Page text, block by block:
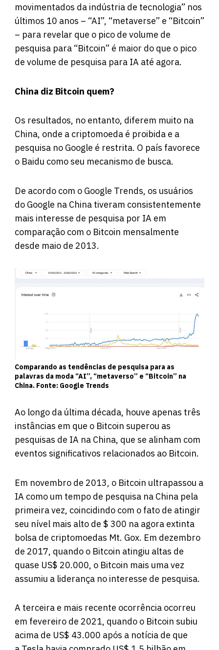
movimentados da indústria de tecnologia” nos
últimos 10 anos – “AI”, “metaverse” e “Bitcoin”
– para revelar que o pico de volume de
pesquisa para “Bitcoin” é maior do que o pico
de volume de pesquisa para IA até agora.
China diz Bitcoin quem?
Os resultados, no entanto, diferem muito na
China, onde a criptomoeda é proibida e a
pesquisa no Google é restrita. O país favorece
o Baidu como seu mecanismo de busca.
De acordo com o Google Trends, os usuários
do Google na China tiveram consistentemente
mais interesse de pesquisa por IA em
comparação com o Bitcoin mensalmente
desde maio de 2013.
Comparando as tendências de pesquisa para as
palavras da moda “AI”, “metaverso” e “Bitcoin” na
China. Fonte: Google Trends
Ao longo da última década, houve apenas três
instâncias em que o Bitcoin superou as
pesquisas de IA na China, que se alinham com
eventos significativos relacionados ao Bitcoin.
Em novembro de 2013, o Bitcoin ultrapassou a
IA como um tempo de pesquisa na China pela
primeira vez, coincidindo com o fato de atingir
seu nível mais alto de $ 300 na agora extinta
bolsa de criptomoedas Mt. Gox. Em dezembro
de 2017, quando o Bitcoin atingiu altas de
quase US$ 20.000, o Bitcoin mais uma vez
assumiu a liderança no interesse de pesquisa.
A terceira e mais recente ocorrência ocorreu
em fevereiro de 2021, quando o Bitcoin subiu
acima de US$ 43.000 após a notícia de que